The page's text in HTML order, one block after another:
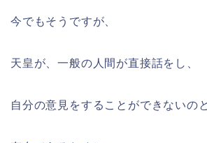
今でもそうですが、
天皇が、一般の人間が直接話をし、
自分の意見をすることができないの